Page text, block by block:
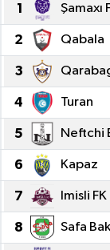
1 Şamaxı
2 Qabala
3
4 Turan
5 Neftchi
6 Kapaz
7 Imisli FK
8 Safa
Kültür ve
Magazin
Resmi
Sağlık
Son
Haber